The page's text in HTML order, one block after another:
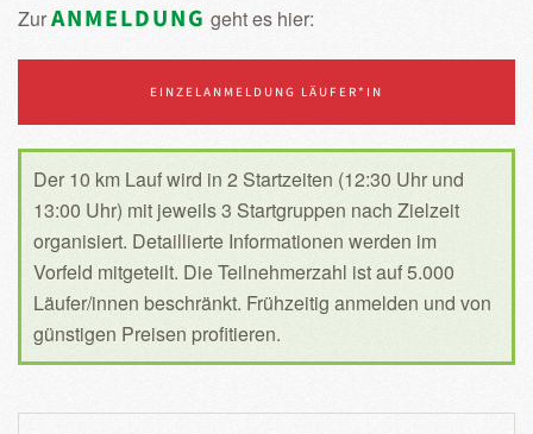
ZurANMELDUNG geht es hier:
EINZELANMELDUNG LÄUFER*IN
Der 10 km Lauf wird in 2 Startzeiten (12:30 Uhr und
13:00 Uhr) mit jeweils 3 Startgruppen nach Zielzeit
organisiert. Detaillierte Informationen werden im
Vorfeld mitgeteilt. Die Teilnehmerzahl ist auf 5.000
Läufer/innen beschränkt. Frühzeitig anmelden und von
günstigen Preisen profitieren.